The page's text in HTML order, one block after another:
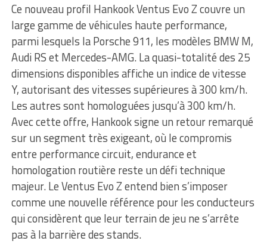
Ce nouveau profil Hankook Ventus Evo Z couvre un
large gamme de véhicules haute performance,
parmi lesquels la Porsche 911, les modèles BMW M,
Audi RS et Mercedes-AMG. La quasi-totalité des 25
dimensions disponibles affiche un indice de vitesse
Y, autorisant des vitesses supérieures à 300 km/h.
Les autres sont homologuées jusqu’à 300 km/h.
Avec cette offre, Hankook signe un retour remarqué
sur un segment très exigeant, où le compromis
entre performance circuit, endurance et
homologation routière reste un défi technique
majeur. Le Ventus Evo Z entend bien s’imposer
comme une nouvelle référence pour les conducteurs
qui considèrent que leur terrain de jeu ne s’arrête
pas à la barrière des stands.